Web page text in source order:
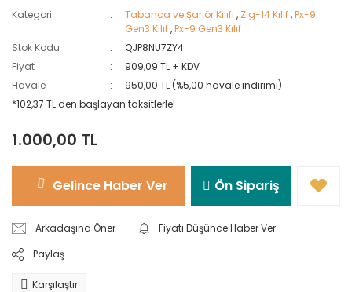
Kategori Tabanca ve Şarjör Kılıfı , Zig-14 Kılıf,Px-9
Gen3 Kılıf,Px-9 Gen3 Kılıf
Stok Kodu
QJP8NU7ZY4
Fiyat
909,09 TL + KDV
Havale
950,00 TL (%5,00 havale indirimi)
*102,37 TL den başlayan taksitlerle!
1.000,00 TL
Gelince Haber Ver Ön Sipariş
Arkadaşına Öner
Fiyatı Düşünce Haber Ver
Paylaş
Karşılaştır